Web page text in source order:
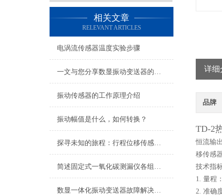
相关文章
RELEVANT ARTICLES
电涡流传感器温度实验步骤
一文与您分享数显振动变送器的常见问题相应解决方法
振动传感器的工作原理介绍
振动幅值是什么，如何转换？
探寻未知的旅程：行程位移传感器的奇妙之旅
简述固定式一氧化碳测漏仪各组成部件的作用
数显一体化振动变送器故障解决方法
详细
品牌
TD-2
恒流输
移传感
技术指
1. 量程
2. 准确